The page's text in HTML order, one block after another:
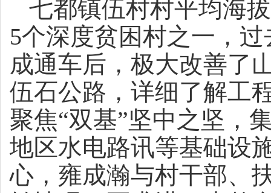
七都镇伍村村平均海
5个深度贫困村之一，
成通车后，极大改善了
伍石公路，详细了解工
聚焦“双基”坚中之坚，
地区水电路讯等基础设
心，雍成瀚与村干部、